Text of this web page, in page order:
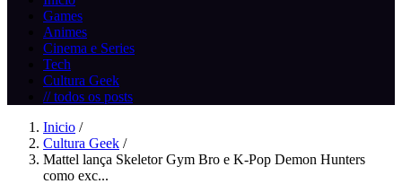
Games
Animes
Cinema e Series
Tech
Cultura Geek
// todos os posts
Inicio /
Cultura Geek /
Mattel lança Skeletor Gym Bro e K‑Pop Demon Hunters
como exc...